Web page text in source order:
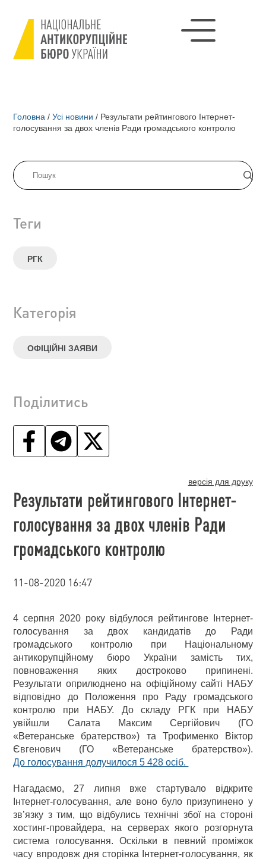
Головна / Усі новини / Результати рейтингового Інтернет-
голосування за двох членів Ради громадського контролю
Теги
РГК
Категорія
ОФІЦІЙНІ ЗАЯВИ
Поділитись
версія для друку
Результати рейтингового Інтернет-
голосування за двох членів Ради
громадського контролю
11-08-2020 16:47
4 серпня 2020 року відбулося рейтингове Інтернет-
голосування за двох кандидатів до Ради
громадського контролю при Національному
антикорупційному бюро України замість тих,
повноваження яких достроково припинені.
Результати оприлюднено на офіційному сайті НАБУ
відповідно до Положення про Раду громадського
контролю при НАБУ. До складу РГК при НАБУ
увійшли Салата Максим Сергійович (ГО
«Ветеранське братерство») та Трофименко Віктор
Євгенович (ГО «Ветеранське братерство»).
До голосування долучилося 5 428 осіб.
Нагадаємо, 27 липня вже стартувало відкрите
Інтернет-голосування, але воно було призупинено у
зв’язку з тим, що відбулись технічні збої на стороні
хостинг-провайдера, на серверах якого розгорнута
система голосування. Оскільки в певний проміжок
часу впродовж дня сторінка Інтернет-голосування, як